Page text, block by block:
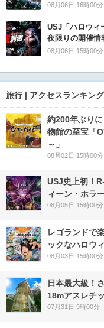
08月06日 16時00分
USJ「ハロウィ
夜限りの開催情
08月06日 15時00分
旅行 | アクセスランキング
約200年ぶり
物館の至宝「
～」
08月02日 15時00分
USJ史上初！
ィーン・ホラ
08月05日 15時00分
レゴランドで
ックなハロウ
08月03日 15時00分
日本最大級！
18mアスレチ
07月31日 9時00分